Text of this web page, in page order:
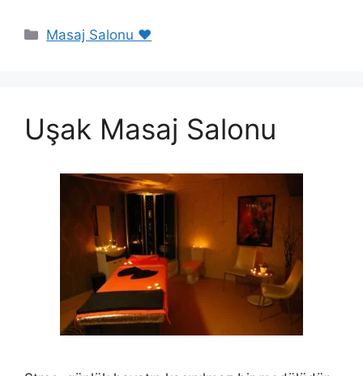
Kategoriler
Masaj Salonu ❤️
Uşak Masaj Salonu